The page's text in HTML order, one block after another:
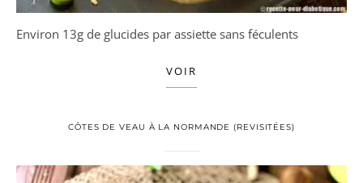
Environ 13g de glucides par assiette sans féculents
VOIR
CÔTES DE VEAU À LA NORMANDE (REVISITÉES)